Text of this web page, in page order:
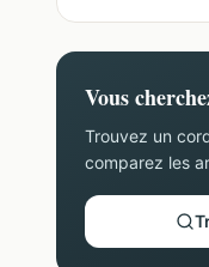
Vous
Trouvez un
comparez les